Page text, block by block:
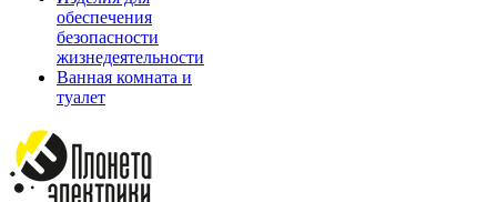
обеспечения
безопасности
жизнедеятельности
Ванная комната и
туалет